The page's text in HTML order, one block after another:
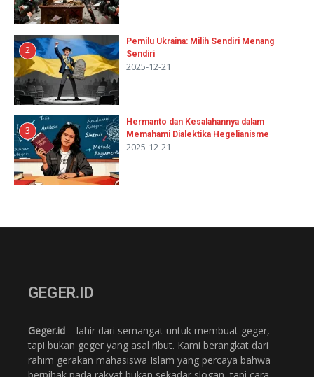
2
Pemilu Ukraina: Milih Sendiri Menang
Sendiri
2025-12-21
3
Hermanto dan Kesalahannya dalam
Memahami Dialektika Hegelianisme
2025-12-21
GEGER.ID
Geger.id – lahir dari semangat untuk membuat geger,
tapi bukan geger yang asal ribut. Kami berangkat dari
rahim gerakan mahasiswa Islam yang percaya bahwa